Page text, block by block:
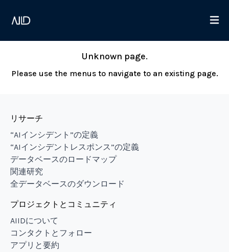
Unknown page.
Please use the menus to navigate to an existing page.
リサーチ
“AIインシデント”の定義
“AIインシデントレスポンス”の定義
データベースのロードマップ
関連研究
全データベースのダウンロード
プロジェクトとコミュニティ
AIIDについて
コンタクトとフォロー
アプリと要約